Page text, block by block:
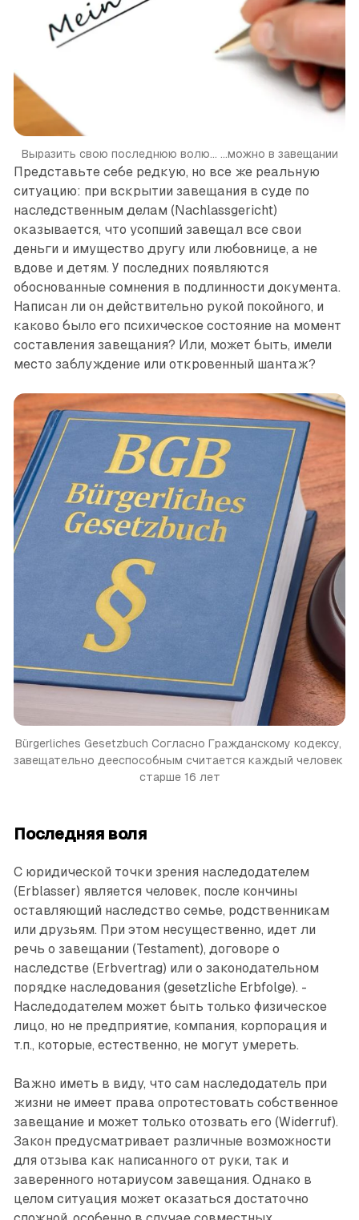
Выразить свою последнюю волю... ...можно в завещании
Представьте себе редкую, но все же реальную
ситуа­цию: при вскрытии завещания в суде по
наследственным делам (Nachlassgericht)
оказывается, что усопший завещал все свои
деньги и имущество другу или любовнице, а не
вдове и детям. У последних появляются
обоснованные сомнения в подлинности документа.
Написан ли он действительно рукой покойного, и
каково было его психическое состояние на момент
составления завещания? Или, может быть, имели
место заблуждение или откровенный шантаж?
Bürgerliches Gesetzbuch Согласно Гражданскому кодексу,
завещательно дееспособным считается каждый человек
старше 16 лет
Последняя воля
С юридической точки зрения наследодателем
(Erblasser) является человек, после кончины
оставляющий наследство семье, родственникам
или друзьям. При этом несущественно, идет ли
речь о завещании (Testament), договоре о
наследстве (Erbvertrag) или о законодательном
порядке наследования (gesetzliche Erbfolge). ­
Наследодателем может быть только физическое
лицо, но не предприятие, компания, корпорация и
т.п., которые, естественно, не могут умереть.
Важно иметь в виду, что сам наследодатель при
жизни не имеет права опротестовать собственное
завещание и может только отозвать его (Widerruf).
Закон предусматривает различные возможности
для отзыва как написанного от руки, так и
заверенного нотариусом завещания. Однако в
целом ситуация может оказаться достаточно